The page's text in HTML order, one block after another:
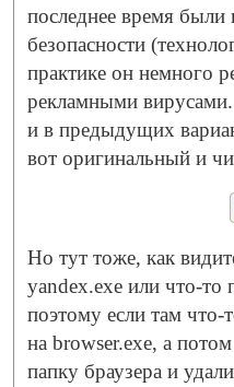
последнее время
безопасности
практике он немного
рекламными
и в предыдущих
вот оригинальный и
Но тут тоже, как
yandex.exe или что-то
поэтому если там
на browser.exe, а
папку браузера и